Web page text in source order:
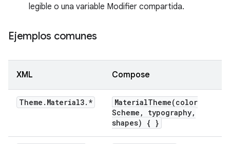
legible o una variable Modifier compartida.
Ejemplos comunes
XML Compose
Theme . Material3. * MaterialTheme(color
Scheme , typography,
shapes) { }